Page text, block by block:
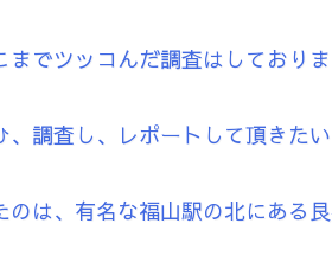
でツッコんだ調査はしておりま
調査し、レポートして頂きたい
は、有名な福山駅の北にある艮